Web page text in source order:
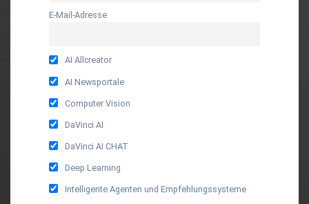
E-Mail-Adresse
AI Allcreator
AI Newsportale
Computer Vision
DaVinci AI
DaVinci AI CHAT
Deep Learning
Intelligente Agenten und Empfehlungssysteme